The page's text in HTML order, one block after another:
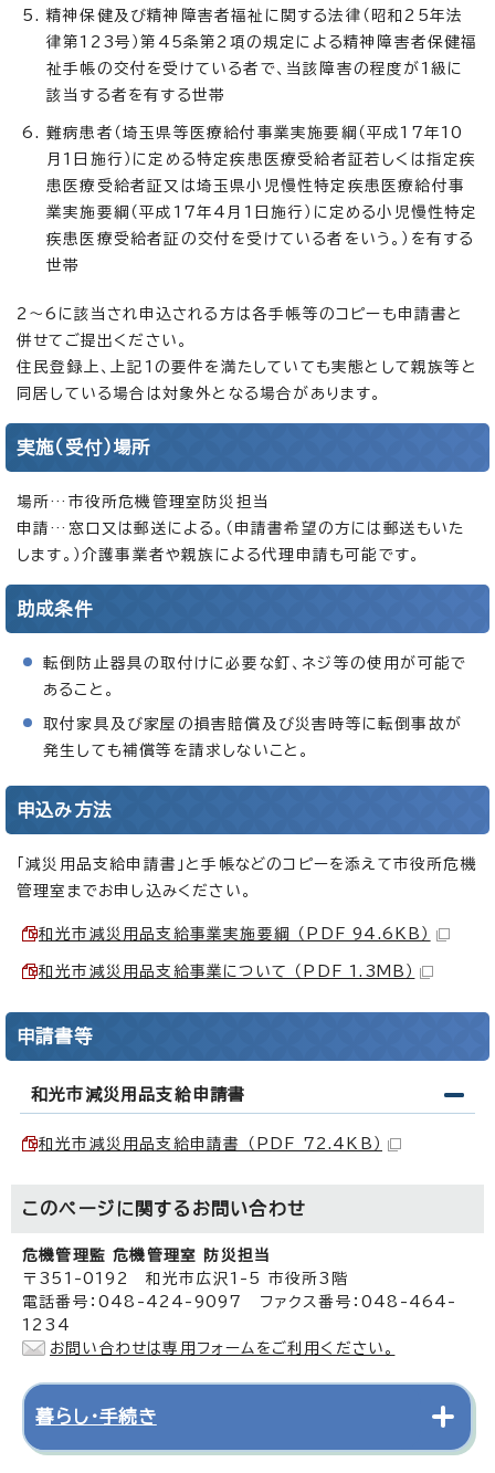
精神保健及び精神障害者福祉に関する法律（昭和25年法
律第123号）第45条第2項の規定による精神障害者保健福
祉手帳の交付を受けている者で、当該障害の程度が1級に
該当する者を有する世帯
難病患者（埼玉県等医療給付事業実施要綱（平成17年10
月1日施行）に定める特定疾患医療受給者証若しくは指定疾
患医療受給者証又は埼玉県小児慢性特定疾患医療給付事
業実施要綱（平成17年4月1日施行）に定める小児慢性特定
疾患医療受給者証の交付を受けている者をいう。）を有する
世帯
2～6に該当され申込される方は各手帳等のコピーも申請書と
併せてご提出ください。
住民登録上、上記1の要件を満たしていても実態として親族等と
同居している場合は対象外となる場合があります。
実施（受付）場所
場所…市役所危機管理室防災担当
申請…窓口又は郵送による。（申請書希望の方には郵送もいた
します。）介護事業者や親族による代理申請も可能です。
助成条件
転倒防止器具の取付けに必要な釘、ネジ等の使用が可能で
あること。
取付家具及び家屋の損害賠償及び災害時等に転倒事故が
発生しても補償等を請求しないこと。
申込み方法
「減災用品支給申請書」と手帳などのコピーを添えて市役所危機
管理室までお申し込みください。
和光市減災用品支給事業実施要綱 （PDF 94.6KB）
和光市減災用品支給事業について （PDF 1.3MB）
申請書等
和光市減災用品支給申請書
和光市減災用品支給申請書 （PDF 72.4KB）
このページに関する お問い合わせ
危機管理監 危機管理室 防災担当
〒351-0192 和光市広沢1-5 市役所3階
電話番号：048-424-9097 ファクス番号：048-464-
1234
お問い合わせは専用フォームをご利用ください。
暮らし・手続き